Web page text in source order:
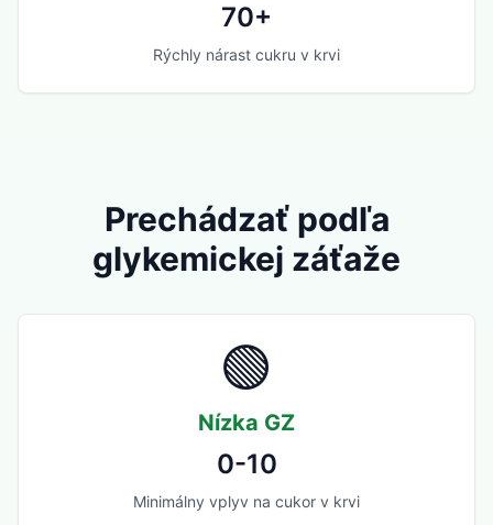
70+
Rýchly nárast cukru v krvi
Prechádzať podľa
glykemickej záťaže
🟢
Nízka GZ
0-10
Minimálny vplyv na cukor v krvi